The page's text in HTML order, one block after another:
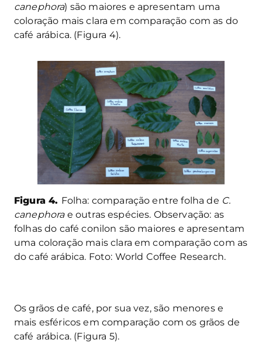
canephora) são maiores e apresentam uma
coloração mais clara em comparação com as do
café arábica. (Figura 4).
Figura 4. Folha: comparação entre folha de C.
canephorae outras espécies. Observação: as
folhas do café conilon são maiores e apresentam
uma coloração mais clara em comparação com as
do café arábica. Foto: World Coffee Research.
Os grãos de café, por sua vez, são menores e
mais esféricos em comparação com os grãos de
café arábica. (Figura 5).